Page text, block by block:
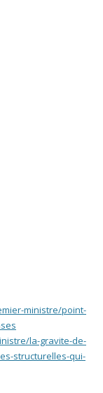
ministre/point-
la-gravite-de-
structurelles-qui-